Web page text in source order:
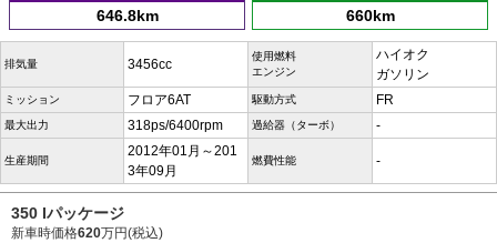
646.8km 660km
排気量 3456cc
使用燃料
エンジン
ハイオク
ガソリン
ミッション フロア6AT 駆動方式 FR
最大出力 318ps/6400rpm 過給器（ターボ） -
生産期間
2012年01月～201
3年09月
燃費性能 -
350 Iパッケージ
新車時価格620万円(税込)